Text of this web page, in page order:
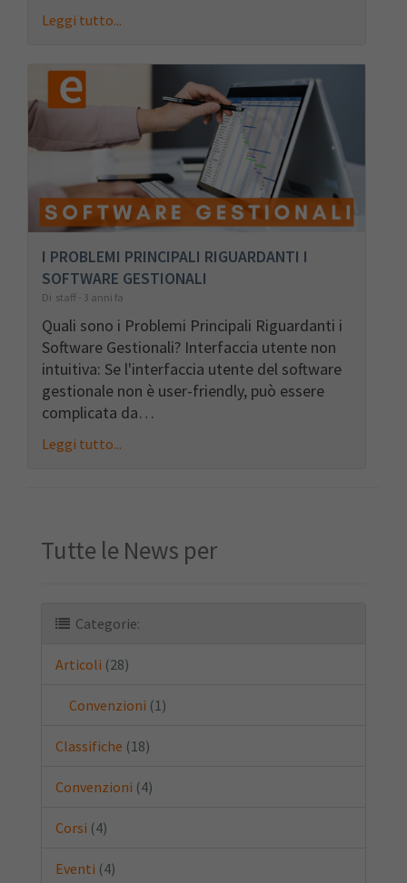
Leggi tutto...
I PROBLEMI PRINCIPALI RIGUARDANTI I
SOFTWARE GESTIONALI
Di staff - 3 anni fa
Quali sono i Problemi Principali Riguardanti i
Software Gestionali? Interfaccia utente non
intuitiva: Se l'interfaccia utente del software
gestionale non è user-friendly, può essere
complicata da…
Leggi tutto...
Tutte le News per
Categorie:
Articoli (28)
Convenzioni (1)
Classifiche (18)
Convenzioni (4)
Corsi (4)
Eventi (4)